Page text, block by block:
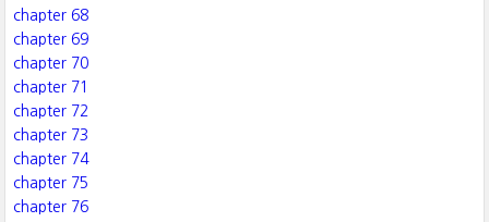
chapter 68
chapter 69
chapter 70
chapter 71
chapter 72
chapter 73
chapter 74
chapter 75
chapter 76